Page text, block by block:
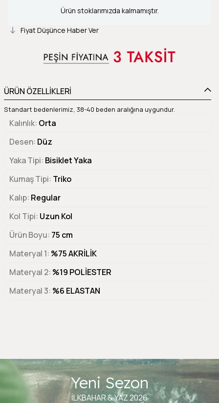
Ürün stoklarımızda kalmamıştır.
Fiyat Düşünce Haber Ver
ÜRÜN ÖZELLİKLERİ
Standart bedenlerimiz, 38-40 beden aralığına uygundur.
Kalınlık Orta
Desen Düz
Yaka Tipi Bisiklet Yaka
Kumaş Tipi Triko
Kalıp Regular
Kol Tipi Uzun Kol
Ürün Boyu 75 cm
Materyal 1 %75 AKRİLİK
Materyal 2 %19 POLİESTER
Materyal 3 %6 ELASTAN
Yeni Sezon
İLKBAHAR & YAZ 2026